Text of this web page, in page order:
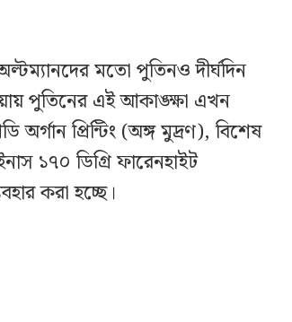
মতো পুতিনও দীর্ঘদিন
পুতিনের এই আকাঙ্ক্ষা এখন
অর্গান প্রিন্টিং (অঙ্গ মুদ্রণ), বিশেষ
১৭০ ডিগ্রি ফারেনহাইট
করা হচ্ছে।